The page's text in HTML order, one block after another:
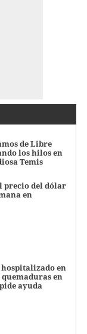
de Libre
los hilos en
Temis
precio del dólar
en
en
en
ayuda